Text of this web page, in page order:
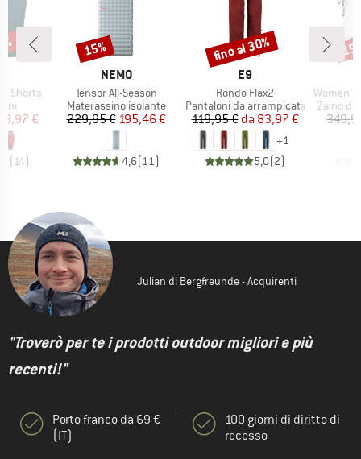
Shorts
prodotti
ridotto
€
(14)
MARCHIO
NEMO
Articolo
Tensor All-Season
Gruppo di prodotti
Materassino isolante
Prezzo
229,95 €Prezzo ridotto
195,46 €
4,6(11)
Sconto
15%
MARCHIO
E9
Articolo
Rondo Flax2
Gruppo di prodotti
Pantaloni da arrampicata
Prezzo
119,95 € Prezzo ridotto
da 83,97 €
+1
5,0(2)
Sconto
fino al 30%
Articolo
Women's
Gruppo
Zaino
Julian di Bergfreunde - Acquirenti
"Troverò per te i prodotti outdoor migliori e più
recenti!"
Porto franco da 69 €
(IT)
100 giorni di diritto di
recesso